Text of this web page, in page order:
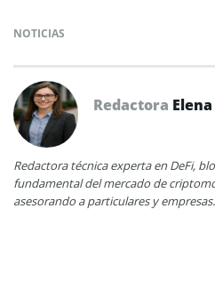
NOTICIAS
Redactora
Redactora técnica experta en DeFi,
fundamental del mercado de
asesorando a particulares y empresas.